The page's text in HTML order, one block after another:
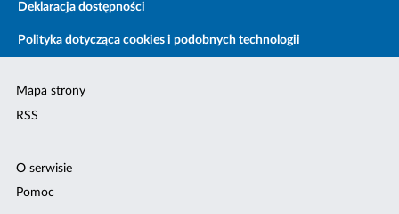
Deklaracja dostępności
Polityka dotycząca cookies i podobnych technologii
Mapa strony
RSS
O serwisie
Pomoc